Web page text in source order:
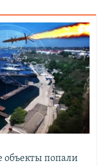
объекты попали